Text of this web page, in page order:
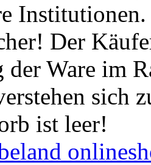
Der
der Ware im
sich
ist leer!